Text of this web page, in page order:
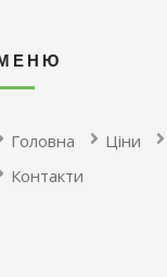
Головна Ціни
Контакти